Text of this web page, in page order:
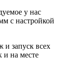
у нас
с настройкой
и запуск всех
и на месте